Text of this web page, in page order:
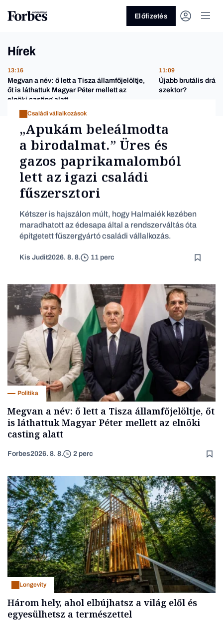
Vagy fedezze fel a
Üzlet
Előfizetés
Hírek
13:16
Megvan a név: ő lett a Tisza államfőjelöltje,
őt is láthattuk Magyar Péter mellett az
elnöki casting alatt
11:09
Újabb brutális
szektor?
Családi vállalkozások
„Apukám beleálmodta
a birodalmat.” Üres és
gazos paprikamalomból
lett az igazi családi
fűszersztori
Kétszer is hajszálon múlt, hogy Halmaiék kezében
maradhatott az édesapa által a rendszerváltás óta
építgetett fűszergyártó családi vállalkozás.
Kis Judit2026. 8. 8. 11 perc
Politika
Megvan a név: ő lett a Tisza államfőjelöltje, őt
is láthattuk Magyar Péter mellett az elnöki
casting alatt
Forbes2026. 8. 8. 2 perc
Longevity
Három hely, ahol elbújhatsz a világ elől és
egyesülhetsz a természettel